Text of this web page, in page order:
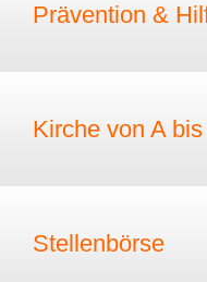
Prävention &
Kirche von A
Stellenbörse